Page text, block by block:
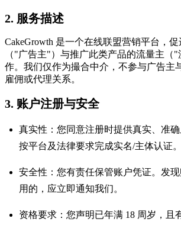
2. 服务描述
CakeGrowth 是一个在线联盟营销平台，促
（"广告主"）与推广此类产品的流量主（
作。我们仅作为撮合中介，不参与广告主
雇佣或代理关系。
3. 账户注册与安全
真实性：您同意注册时提供真实、准
按平台及法律要求完成实名/主体认证。
安全性：您有责任保管账户凭证。发
用的，应立即通知我们。
资格要求：您声明已年满 18 周岁，且